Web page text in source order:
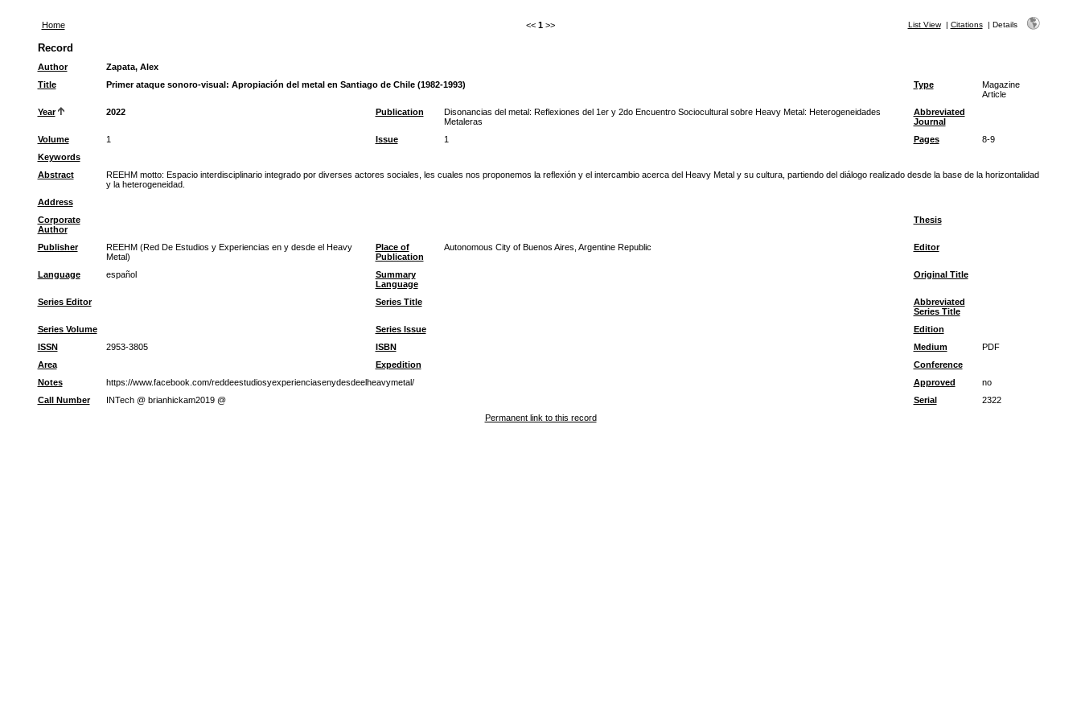
Home << 1 >> List View| Citations| Details
Record
Author
Zapata, Alex
Title
Primer ataque sonoro-visual: Apropiación del metal en Santiago de Chile (1982-1993) Type
Magazine
Article
Year
2022 Publication
Disonancias del metal: Reflexiones del 1er y 2do Encuentro Sociocultural sobre Heavy Metal: Heterogeneidades
Metaleras
Abbreviated
Journal
Volume
1 Issue 1 Pages
8-9
Keywords
Abstract
REEHM motto: Espacio interdisciplinario integrado por diverses actores sociales, les cuales nos proponemos la reflexión y el intercambio acerca del Heavy Metal y su cultura, partiendo del diálogo realizado desde la base de la horizontalidad
y la heterogeneidad.
Address
Corporate
Author
Thesis
Publisher
REEHM (Red De Estudios y Experiencias en y desde el Heavy
Metal)
Place of
Publication
Autonomous City of Buenos Aires, Argentine Republic Editor
Language español
Summary
Language
Original Title
Series Editor Series Title
Abbreviated
Series Title
Series Volume
Series Issue
Edition
ISSN
2953-3805 ISBN Medium
PDF
Area
Expedition
Conference
Notes
https://www.facebook.com/reddeestudiosyexperienciasenydesdeelheavymetal/ Approved
no
Call Number
INTech @ brianhickam2019 @ Serial
2322
Permanent link to this record